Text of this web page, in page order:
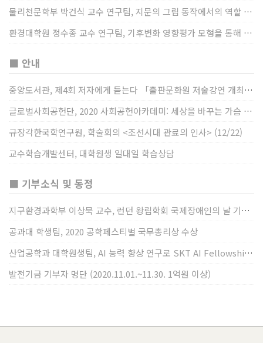
물리천문학부 박건식 교수 연구팀, 지문의 그립 동작에서의 역할 및 원리 규명
환경대학원 정수종 교수 연구팀, 기후변화 영향평가 모형을 통해 기후변화에 따른 급격한 토양수분의 감소가 발생하는 지역과 시간을 규명
■ 안내
중앙도서관, 제4회 저자에게 듣는다 「출판문화원 저술강연 개최」(12/17)
글로벌사회공헌단, 2020 사회공헌아카데미: 세상을 바꾸는 가슴 따뜻한 나눔(12/23~24)
규장각한국학연구원, 학술회의 <조선시대 관료의 인사> (12/22)
교수학습개발센터, 대학원생 일대일 학습상담
■ 기부소식 및 동정
지구환경과학부 이상묵 교수, 런던 왕립학회 국제장애인의 날 기념 “전 세계 장애가 있는 과학자”에 소개
공과대 학생팀, 2020 공학페스티벌 국무총리상 수상
산업공학과 대학원생팀, AI 능력 향상 연구로 SKT AI Fellowship 2기 최우수팀 선정
발전기금 기부자 명단 (2020.11.01.~11.30. 1억원 이상)